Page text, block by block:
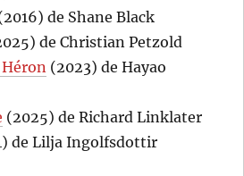
de Shane Black
de Christian Petzold
(2023) de Hayao
(2025) de Richard Linklater
de Lilja Ingolfsdottir